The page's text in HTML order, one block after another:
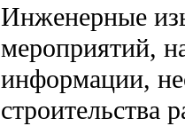
Инженерные
мероприятий,
информации,